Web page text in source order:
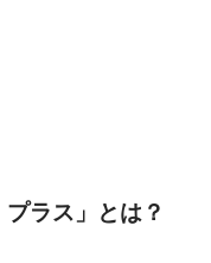
ラス」とは？